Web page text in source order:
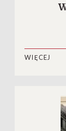
WIĘCEJ